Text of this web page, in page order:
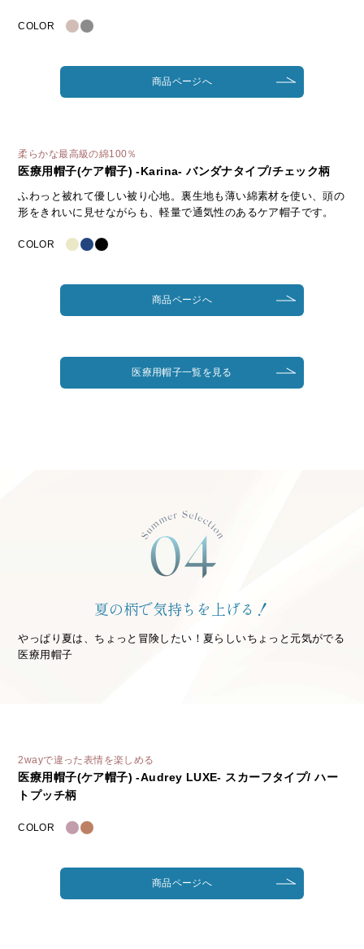
COLOR
商品ページへ
柔らかな最高級の綿100％
医療用帽子(ケア帽子) -Karina- バンダナタイプ/チェック柄
ふわっと被れて優しい被り心地。裏生地も薄い綿素材を使い、頭の
形をきれいに見せながらも、軽量で通気性のあるケア帽子です。
COLOR
商品ページへ
医療用帽子一覧を見る
夏の柄で気持ちを上げる！
やっぱり夏は、ちょっと冒険したい！夏らしいちょっと元気がでる
医療用帽子
2wayで違った表情を楽しめる
医療用帽子(ケア帽子) -Audrey LUXE- スカーフタイプ/ ハー
トプッチ柄
COLOR
商品ページへ